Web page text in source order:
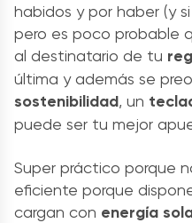
habidos y por haber (y
pero es poco probable
al destinatario de tu
última y además se
sostenibilidad, un
puede ser tu mejor
Super práctico porque
eficiente porque
cargan con energía